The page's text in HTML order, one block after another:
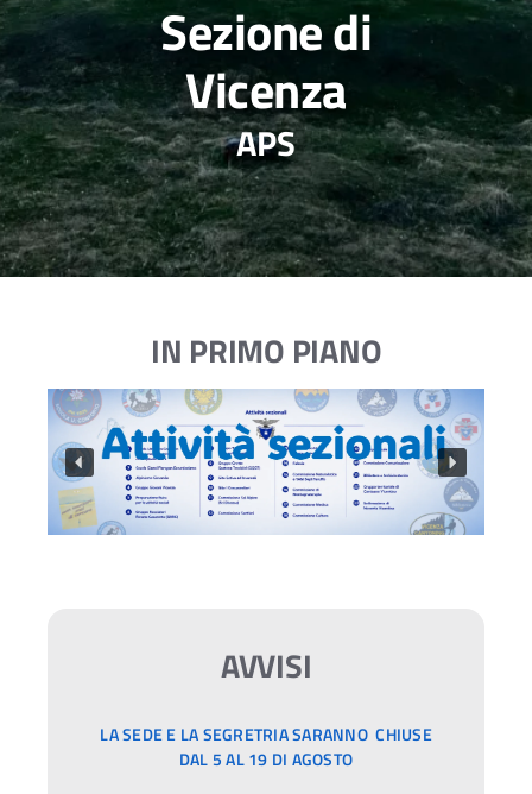
Sezione di
Vicenza
APS
IN PRIMO PIANO
AVVISI
LA SEDE E LA SEGRETRIA SARANNO CHIUSE
DAL 5 AL 19 DI AGOSTO